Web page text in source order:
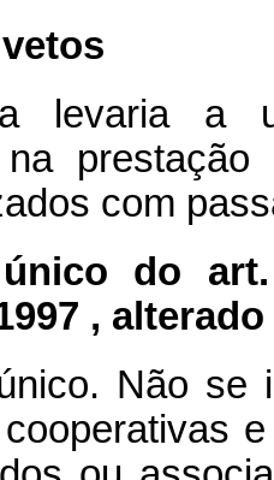
levaria a
na
com
único do
,
Não